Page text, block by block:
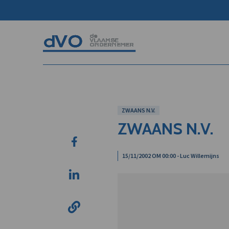
ZWAANS N.V.
ZWAANS N.V.
15/11/2002 OM 00:00 - Luc Willemijns